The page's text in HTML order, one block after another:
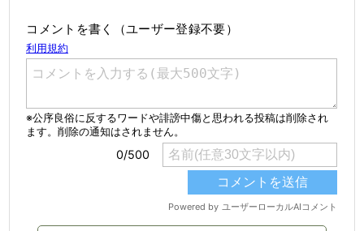
コメントを書く（ユーザー登録不要）